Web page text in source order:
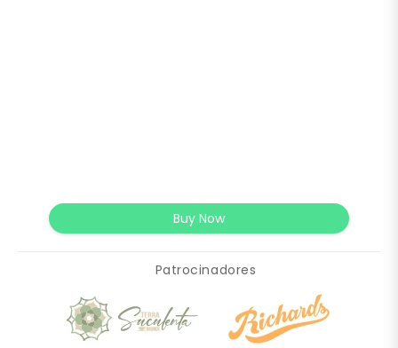
Buy Now
Patrocinadores